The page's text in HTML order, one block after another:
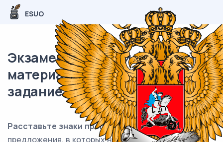
ESUO
Экзаменационный (типовой)
материал ЕГЭ / Русский / 16
задание (24) / 90
Расставьте знаки препинания. Укажите
предложения, в которых нужно поставитьОДНУ